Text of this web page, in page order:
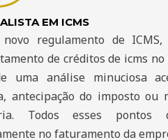
EM ICMS
regulamento de
de créditos de icms
uma análise minuciosa
antecipação do imposto ou
Todos esses pontos
no faturamento da